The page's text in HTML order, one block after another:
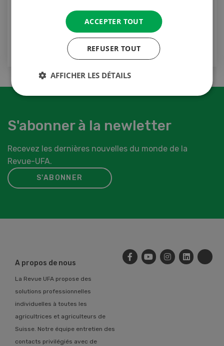
Vie quotidienne
VERS L'ARTICLE
S'abonner à la newletter
Recevez les dernières nouvelles du monde de la
Revue-UFA.
S'ABONNER
A propos de nous
La Revue UFA propose des
solutions professionnelles
individuelles à toutes les
agricultrices et agriculteurs de
Suisse. Notre équipe entretien des
contacts privilégiés avec de
ACCEPTER TOUT
REFUSER TOUT
AFFICHER LES DÉTAILS